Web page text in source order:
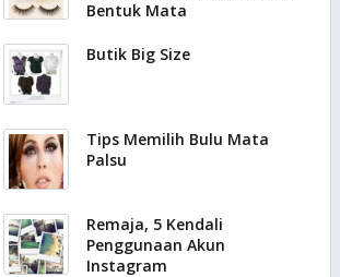
Bentuk Mata
Butik Big Size
Tips Memilih Bulu Mata
Palsu
Remaja, 5 Kendali
Penggunaan Akun
Instagram